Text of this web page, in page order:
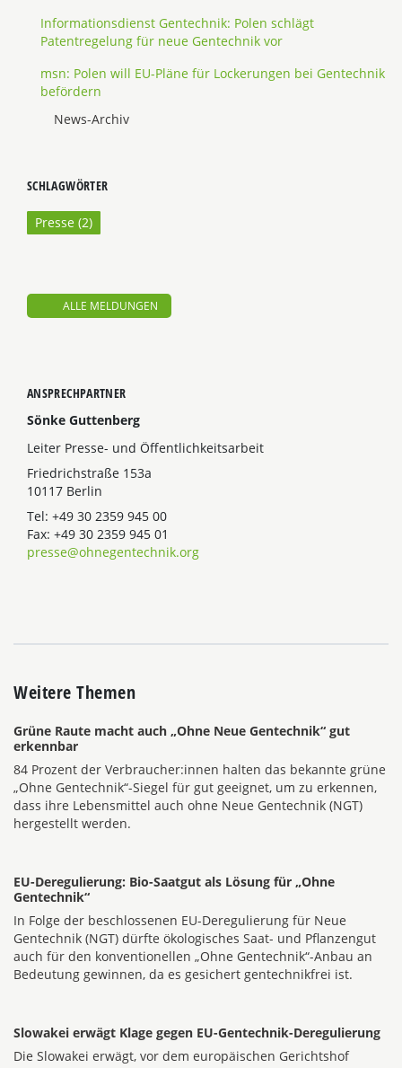
Informationsdienst Gentechnik: Polen schlägt
Patentregelung für neue Gentechnik vor
msn: Polen will EU-Pläne für Lockerungen bei Gentechnik
befördern
News-Archiv
SCHLAGWÖRTER
Presse (2)
ALLE MELDUNGEN
ANSPRECHPARTNER
Sönke Guttenberg
Leiter Presse- und Öffentlichkeitsarbeit
Friedrichstraße 153a
10117 Berlin
Tel: +49 30 2359 945 00
Fax: +49 30 2359 945 01
presse@ohnegentechnik.org
Weitere Themen
Grüne Raute macht auch „Ohne Neue Gentechnik“ gut
erkennbar
84 Prozent der Verbraucher:innen halten das bekannte grüne
„Ohne Gentechnik“-Siegel für gut geeignet, um zu erkennen,
dass ihre Lebensmittel auch ohne Neue Gentechnik (NGT)
hergestellt werden.
EU-Deregulierung: Bio-Saatgut als Lösung für „Ohne
Gentechnik“
In Folge der beschlossenen EU-Deregulierung für Neue
Gentechnik (NGT) dürfte ökologisches Saat- und Pflanzengut
auch für den konventionellen „Ohne Gentechnik“-Anbau an
Bedeutung gewinnen, da es gesichert gentechnikfrei ist.
Slowakei erwägt Klage gegen EU-Gentechnik-Deregulierung
Die Slowakei erwägt, vor dem europäischen Gerichtshof